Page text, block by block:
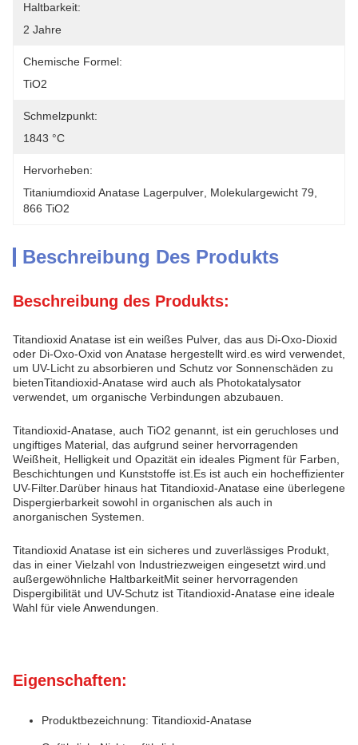
Haltbarkeit:
2 Jahre
Chemische Formel:
TiO2
Schmelzpunkt:
1843 °C
Hervorheben:
Titaniumdioxid Anatase Lagerpulver Molekulargewicht 79
866 TiO2
Beschreibung Des Produkts
Beschreibung des Produkts:
Titandioxid Anatase ist ein weißes Pulver, das aus Di-Oxo-Dioxid
oder Di-Oxo-Oxid von Anatase hergestellt wird.es wird verwendet,
um UV-Licht zu absorbieren und Schutz vor Sonnenschäden zu
bietenTitandioxid-Anatase wird auch als Photokatalysator
verwendet, um organische Verbindungen abzubauen.
Titandioxid-Anatase, auch TiO2 genannt, ist ein geruchloses und
ungiftiges Material, das aufgrund seiner hervorragenden
Weißheit, Helligkeit und Opazität ein ideales Pigment für Farben,
Beschichtungen und Kunststoffe ist.Es ist auch ein hocheffizienter
UV-Filter.Darüber hinaus hat Titandioxid-Anatase eine überlegene
Dispergierbarkeit sowohl in organischen als auch in
anorganischen Systemen.
Titandioxid Anatase ist ein sicheres und zuverlässiges Produkt,
das in einer Vielzahl von Industriezweigen eingesetzt wird.und
außergewöhnliche HaltbarkeitMit seiner hervorragenden
Dispergibilität und UV-Schutz ist Titandioxid-Anatase eine ideale
Wahl für viele Anwendungen.
Eigenschaften:
Produktbezeichnung: Titandioxid-Anatase